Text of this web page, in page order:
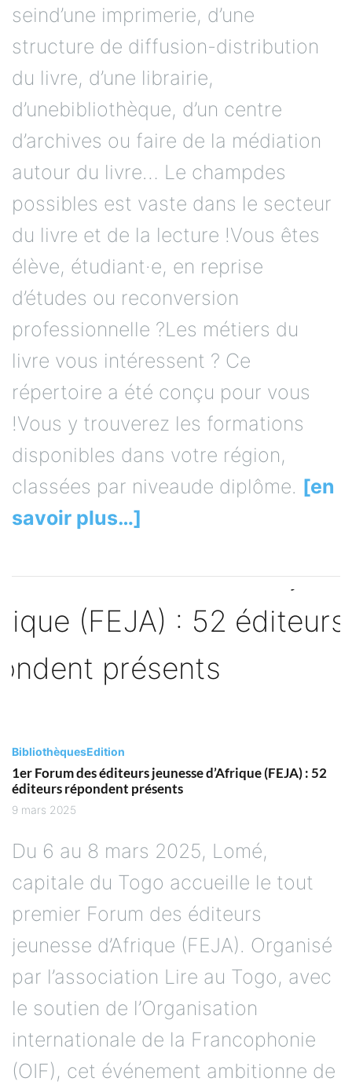
seind’une imprimerie, d’une
structure de diffusion-distribution
du livre, d’une librairie,
d’unebibliothèque, d’un centre
d’archives ou faire de la médiation
autour du livre… Le champdes
possibles est vaste dans le secteur
du livre et de la lecture !Vous êtes
élève, étudiant·e, en reprise
d’études ou reconversion
professionnelle ?Les métiers du
livre vous intéressent ? Ce
répertoire a été conçu pour vous
!Vous y trouverez les formations
disponibles dans votre région,
classées par niveaude diplôme. [en
savoir plus…]
BibliothèquesEdition
1er Forum des éditeurs jeunesse d’Afrique (FEJA) : 52
éditeurs répondent présents
9 mars 2025
Du 6 au 8 mars 2025, Lomé,
capitale du Togo accueille le tout
premier Forum des éditeurs
jeunesse d’Afrique (FEJA). Organisé
par l’association Lire au Togo, avec
le soutien de l’Organisation
internationale de la Francophonie
(OIF), cet événement ambitionne de